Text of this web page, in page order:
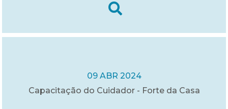
09 ABR 2024
Capacitação do Cuidador - Forte da Casa